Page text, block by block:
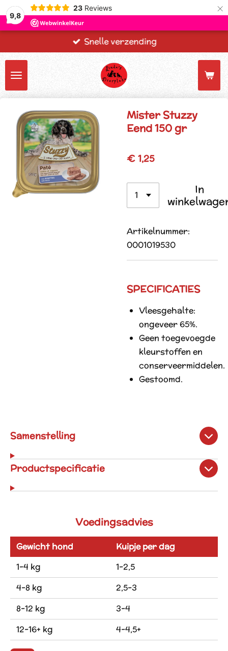
9,8
23 Reviews ×
Snelle verzending
Mister Stuzzy
Eend 150 gr
€ 1,25
In
Artikelnummer:
0001019530
SPECIFICATIES
Vleesgehalte:
ongeveer 65%.
Geen toegevoegde
kleurstoffen en
conserveermiddelen.
Gestoomd.
Samenstelling
Productspecificatie
Voedingsadvies
Gewicht hond
Kuipje per dag
1-4 kg
1-2,5
4-8 kg
2,5-3
8-12 kg
3-4
12-16+ kg
4-4,5+